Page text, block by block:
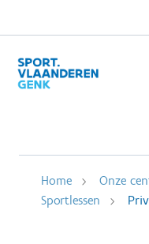
Home Onze
Sportlessen